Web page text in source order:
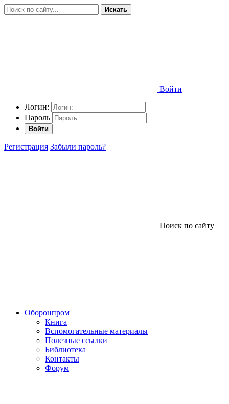
Искать
Войти
Логин:
Пароль
Войти
Регистрация Забыли пароль?
Поиск по сайту
Оборонпром
Книга
Вспомогательные материалы
Полезные ссылки
Библиотека
Контакты
Форум